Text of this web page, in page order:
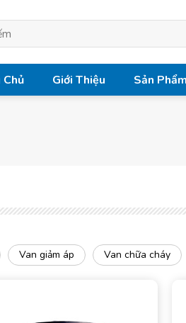
Chủ Giới Thiệu Sản Phẩm
Van giảm áp Van chữa cháy